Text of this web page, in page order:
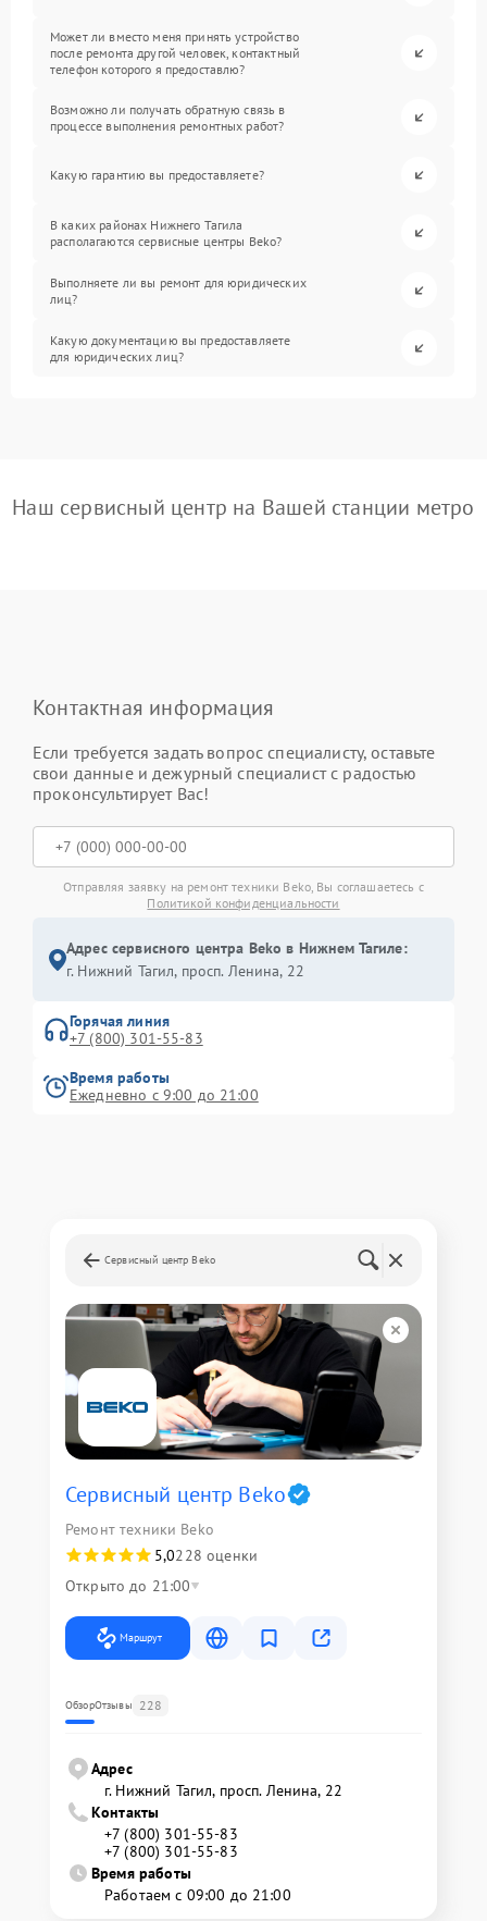
Может ли вместо меня принять устройство
после ремонта другой человек, контактный
телефон которого я предоставлю?
Возможно ли получать обратную связь в
процессе выполнения ремонтных работ?
Какую гарантию вы предоставляете?
В каких районах Нижнего Тагила
располагаются сервисные центры Beko?
Выполняете ли вы ремонт для юридических
лиц?
Какую документацию вы предоставляете
для юридических лиц?
Наш сервисный центр на Вашей станции метро
Контактная информация
Если требуется задать вопрос специалисту, оставьте
свои данные и дежурный специалист с радостью
проконсультирует Вас!
Отправляя заявку на ремонт техники Beko, Вы соглашаетесь с
Политикой конфиденциальности
Адрес сервисного центра Beko в Нижнем Тагиле:
г. Нижний Тагил, просп. Ленина, 22
Горячая линия
+7 (800) 301-55-83
Время работы
Ежедневно с 9:00 до 21:00
Сервисный центр Beko
Сервисный центр Beko
Ремонт техники Beko
5,0228 оценки
Открыто до 21:00
Маршрут
ОбзорОтзывы 228
Адрес
г. Нижний Тагил, просп. Ленина, 22
Контакты
+7 (800) 301-55-83
+7 (800) 301-55-83
Время работы
Работаем с 09:00 до 21:00